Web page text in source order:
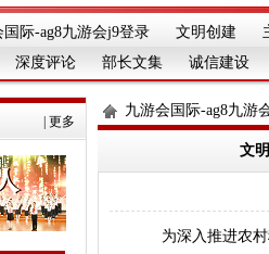
国际-ag8九游会j9登录 文明创建
深度评论 部长文集 诚信建设
更多
九游会国际-ag8九游
文
为深入推进农村